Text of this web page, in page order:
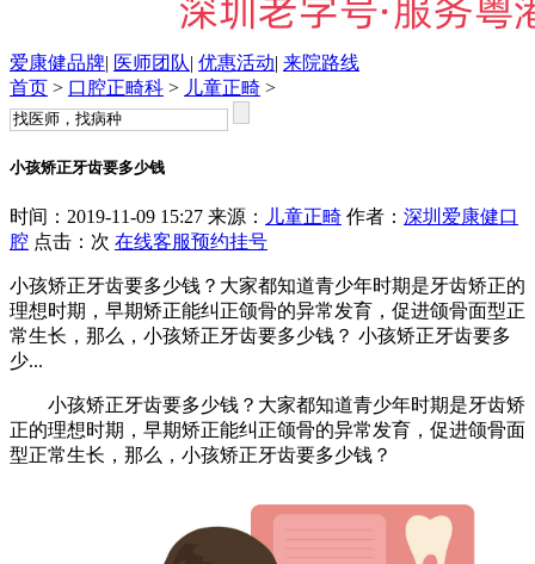
爱康健品牌| 医师团队| 优惠活动| 来院路线
首页 > 口腔正畸科 > 儿童正畸 >
小孩矫正牙齿要多少钱
时间：2019-11-09 15:27 来源： 儿童正畸 作者： 深圳爱康健口
腔 点击： 次 在线客服预约挂号
小孩矫正牙齿要多少钱？大家都知道青少年时期是牙齿矫正的
理想时期，早期矫正能纠正颌骨的异常发育，促进颌骨面型正
常生长，那么，小孩矫正牙齿要多少钱？ 小孩矫正牙齿要多
少...
小孩矫正牙齿要多少钱？大家都知道青少年时期是牙齿矫
正的理想时期，早期矫正能纠正颌骨的异常发育，促进颌骨面
型正常生长，那么，小孩矫正牙齿要多少钱？